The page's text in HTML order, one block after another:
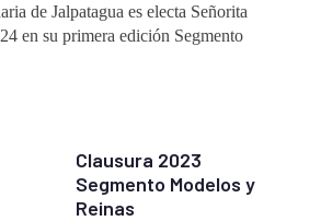
de Jalpatagua es electa Señorita
en su primera edición Segmento
Clausura 2023
Segmento Modelos y
Reinas